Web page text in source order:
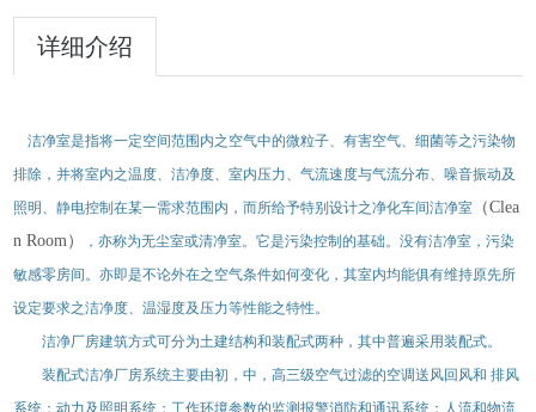
详细介绍
洁净室是指将一定空间范围内之空气中的微粒子、有害空气、细菌等之污染物
排除，并将室内之温度、洁净度、室内压力、气流速度与气流分布、噪音振动及
照明、静电控制在某一需求范围内，而所给予特别设计之净化车间洁净室 （Clea
n Room）
，亦称为无尘室或清净室。它是污染控制的基础。没有洁净室，污染
敏感零房间。亦即是不论外在之空气条件如何变化，其室内均能俱有维持原先所
设定要求之洁净度、温湿度及压力等性能之特性。
洁净厂房建筑方式可分为土建结构和装配式两种，其中普遍采用装配式。
装配式洁净厂房系统主要由初，中，高三级空气过滤的空调送风回风和 排风